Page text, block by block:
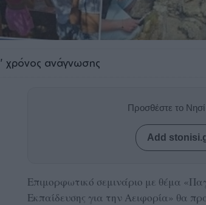
' χρόνος ανάγνωσης
Προσθέστε το Νησί
Add
Επιμορφωτικό σεμινάριο με θέμα
Εκπαίδευσης για την Αειφορία» θα